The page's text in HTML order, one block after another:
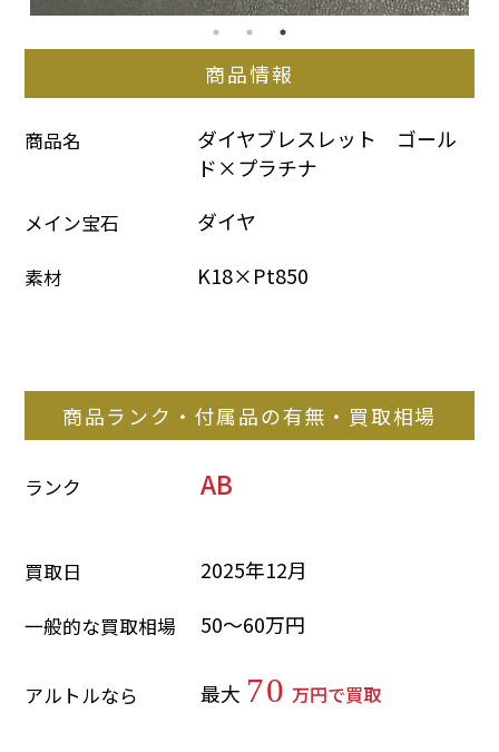
商品情報
商品名
ダイヤブレスレット　ゴール
ド×プラチナ
メイン宝石 ダイヤ
素材 K18×Pt850
商品ランク・付属品の有無・買取相場
ランク AB
買取日 2025年12月
一般的な買取相場 50～60万円
アルトルなら 最大 70 万円で買取